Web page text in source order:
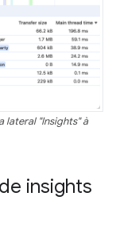
lateral "Insights" à
insights